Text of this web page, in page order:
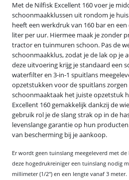
Met de Nilfisk Excellent 160 voer je
schoonmaakklussen uit rondom je
heeft een werkdruk van 160 bar en
liter per uur. Hiermee maak je zonder
tractor en tuinmuren schoon. Pas de
schoonmaakklus, zodat je de lak op je
deze uitvoering krijg je standaard een
waterfilter en 3-in-1 spuitlans
opzetstukken voor de spuitlans
schoonmaaktaak het juiste opzetstuk
Excellent 160 gemakkelijk dankzij de
gebruik rol je de slang strak op in de
levenslange garantie op hun
van bescherming bij je aankoop.
Er wordt geen tuinslang meegeleverd met
deze hogedrukreiniger een tuinslang nodig
millimeter (1/2") en een lengte vanaf 3 meter.